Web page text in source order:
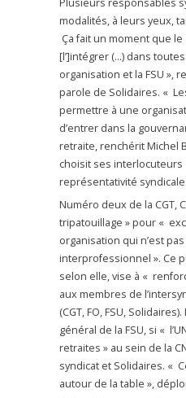
modalités, à leurs yeux,
Ça fait un moment que
[l’]intégrer (…) dans
organisation et la FSU »,
parole de Solidaires. «
permettre à une
d’entrer dans la
retraite, renchérit Michel
choisit ses
représentativité
Numéro deux de la CGT,
tripatouillage » pour «
organisation qui n’est
interprofessionnel ». Ce
selon elle, vise à «
aux membres de
(CGT, FO, FSU,
général de la FSU, si «
retraites » au sein de la
syndicat et Solidaires. «
autour de la table »,